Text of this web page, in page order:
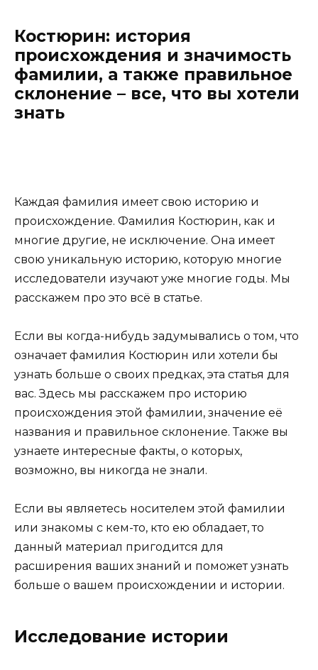
Костюрин: история
происхождения и значимость
фамилии, а также правильное
склонение – все, что вы хотели
знать
Каждая фамилия имеет свою историю и
происхождение. Фамилия Костюрин, как и
многие другие, не исключение. Она имеет
свою уникальную историю, которую многие
исследователи изучают уже многие годы. Мы
расскажем про это всё в статье.
Если вы когда-нибудь задумывались о том, что
означает фамилия Костюрин или хотели бы
узнать больше о своих предках, эта статья для
вас. Здесь мы расскажем про историю
происхождения этой фамилии, значение её
названия и правильное склонение. Также вы
узнаете интересные факты, о которых,
возможно, вы никогда не знали.
Если вы являетесь носителем этой фамилии
или знакомы с кем-то, кто ею обладает, то
данный материал пригодится для
расширения ваших знаний и поможет узнать
больше о вашем происхождении и истории.
Исследование истории